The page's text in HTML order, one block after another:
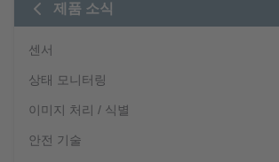
제품 소식
센서
상태 모니터링
이미지 처리 / 식별
안전 기술